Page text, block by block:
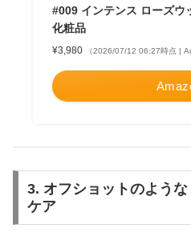
#009 インテンス ローズウ
化粧品
¥3,980 （2026/07/12 06:27時点 |
3. オフショットのよう
ケア